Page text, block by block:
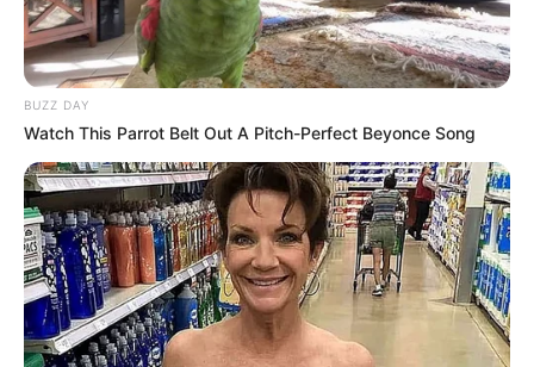
BUZZ DAY
Watch This Parrot Belt Out A Pitch-Perfect Beyonce Song